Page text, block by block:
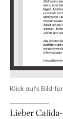
Klick aufs Bild
Lieber